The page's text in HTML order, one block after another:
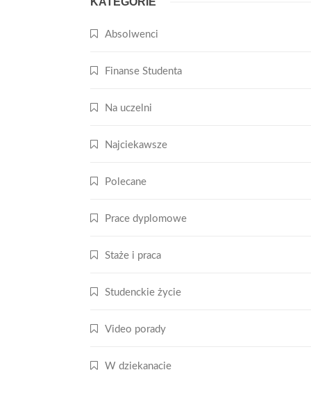
Absolwenci
Finanse Studenta
Na uczelni
Najciekawsze
Polecane
Prace dyplomowe
Staże i praca
Studenckie życie
Video porady
W dziekanacie